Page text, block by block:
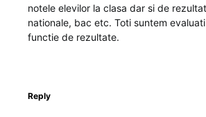
notele elevilor la clasa dar si de
nationale, bac etc. Toti suntem
functie de rezultate.
Reply